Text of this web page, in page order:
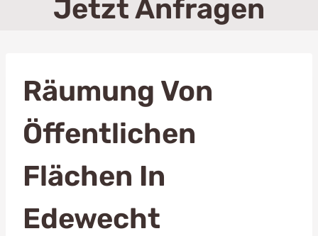
Jetzt Anfragen
Räumung Von
Öffentlichen
Flächen In
Edewecht